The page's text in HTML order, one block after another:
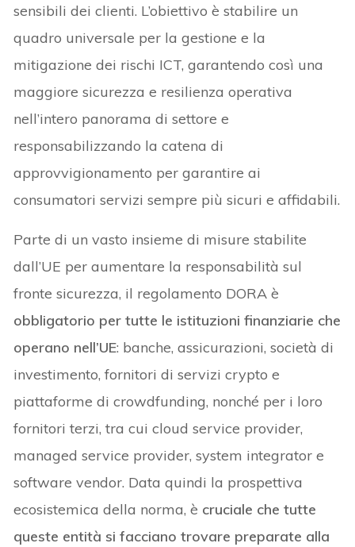
sensibili dei clienti. L’obiettivo è stabilire un
quadro universale per la gestione e la
mitigazione dei rischi ICT, garantendo così una
maggiore sicurezza e resilienza operativa
nell’intero panorama di settore e
responsabilizzando la catena di
approvvigionamento per garantire ai
consumatori servizi sempre più sicuri e affidabili.
Parte di un vasto insieme di misure stabilite
dall’UE per aumentare la responsabilità sul
fronte sicurezza, il regolamento DORA è
obbligatorio per tutte le istituzioni finanziarie che
operano nell’UE: banche, assicurazioni, società di
investimento, fornitori di servizi crypto e
piattaforme di crowdfunding, nonché per i loro
fornitori terzi, tra cui cloud service provider,
managed service provider, system integrator e
software vendor. Data quindi la prospettiva
ecosistemica della norma, è cruciale che tutte
queste entità si facciano trovare preparate alla